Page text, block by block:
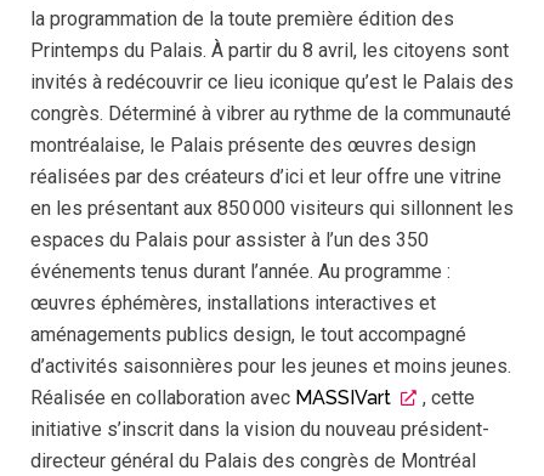
la programmation de la toute première édition des
Printemps du Palais. À partir du 8 avril, les citoyens sont
invités à redécouvrir ce lieu iconique qu’est le Palais des
congrès. Déterminé à vibrer au rythme de la communauté
montréalaise, le Palais présente des œuvres design
réalisées par des créateurs d’ici et leur offre une vitrine
en les présentant aux 850 000 visiteurs qui sillonnent les
espaces du Palais pour assister à l’un des 350
événements tenus durant l’année. Au programme :
œuvres éphémères, installations interactives et
aménagements publics design, le tout accompagné
d’activités saisonnières pour les jeunes et moins jeunes.
Réalisée en collaboration avec MASSIVart
, cette
initiative s’inscrit dans la vision du nouveau président-
directeur général du Palais des congrès de Montréal